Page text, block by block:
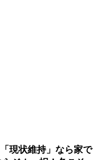
現状維持」なら家で